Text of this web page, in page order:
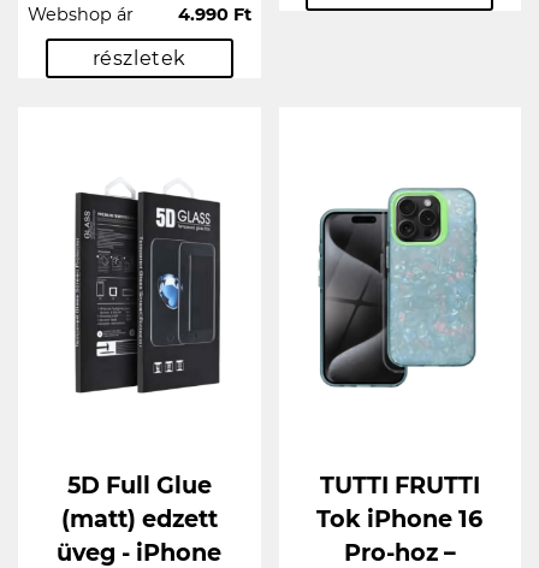
Webshop ár 4.990 Ft
részletek
5D Full Glue
(matt) edzett
üveg - iPhone
TUTTI FRUTTI
Tok iPhone 16
Pro-hoz –